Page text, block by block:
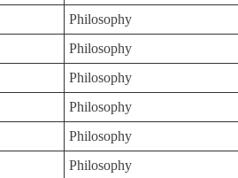
Philosophy
Philosophy
Philosophy
Philosophy
Philosophy
Philosophy